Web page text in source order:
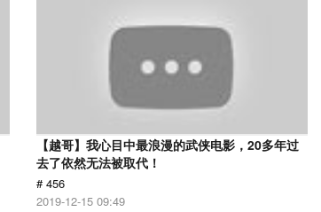
【越哥】我心目中最浪漫的武侠电影，20多年过
去了依然无法被取代！
# 456
2019-12-15 09:49